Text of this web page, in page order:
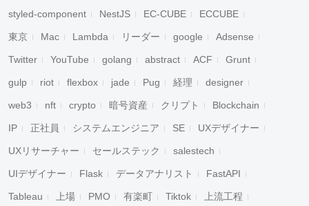
styled-component NestJS EC-CUBE ECCUBE
東京 Mac Lambda リーダー google Adsense
Twitter YouTube golang abstract ACF Grunt
gulp riot flexbox jade Pug 経理 designer
web3 nft crypto 暗号資産 クリプト Blockchain
IP 正社員 システムエンジニア SE UXデザイナー
UXリサーチャー セールステック salestech
UIデザイナー Flask データアナリスト FastAPI
Tableau 上場 PMO 有楽町 Tiktok 上流工程